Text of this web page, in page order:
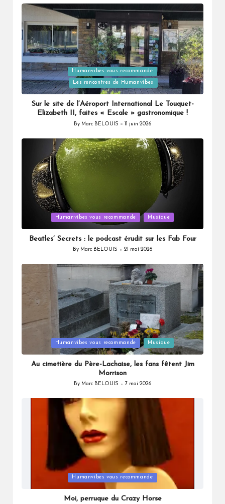
Posted
in
Humanvibes vous recommande
Les rencontres de Humanvibes
Sur le site de l’Aéroport International Le Touquet-
Elizabeth II, faites « Escale » gastronomique !
Posted
By Marc BELOUIS 11 juin 2026
in
Humanvibes vous recommande Musique
Beatles’ Secrets : le podcast érudit sur les Fab Four
Posted
By Marc BELOUIS 21 mai 2026
in
Humanvibes vous recommande Musique
Au cimetière du Père-Lachaise, les fans fêtent Jim
Morrison
Posted
By Marc BELOUIS 7 mai 2026
in
Humanvibes vous recommande
Moi, perruque du Crazy Horse